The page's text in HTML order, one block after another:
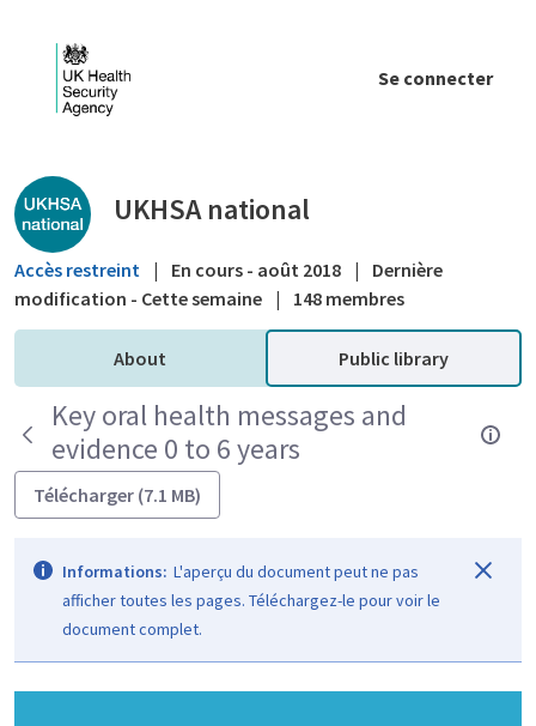
Se connecter
Public library - UKHSA national
UKHSA national
Accès restreint | En cours - août 2018 |
Dernière
modification - Cette semaine | 148 membres
About Public library
Key oral health messages and
evidence 0 to 6 years
Télécharger (7.1 MB)
Informations: L'aperçu du document peut ne pas
afficher toutes les pages. Téléchargez-le pour voir le
document complet.